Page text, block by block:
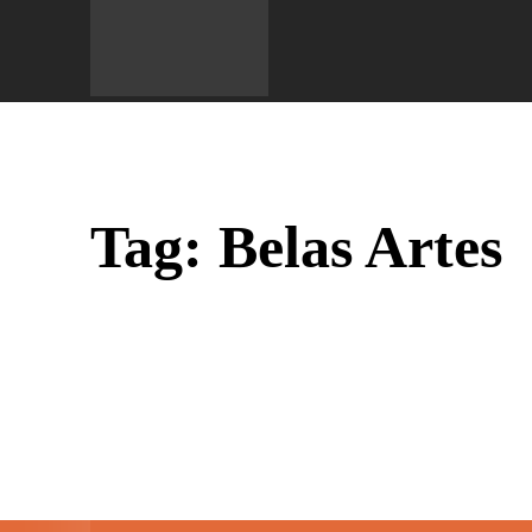
Tag: Belas Artes